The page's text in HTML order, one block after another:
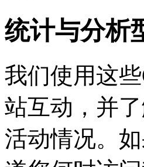
统计与分析
我们使用这
站互动，
活动情况。